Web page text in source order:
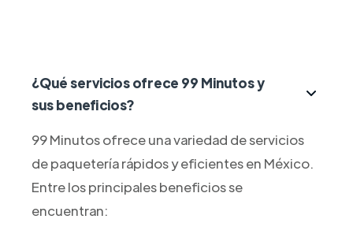
¿Qué servicios ofrece 99 Minutos y
sus beneficios?
99 Minutos ofrece una variedad de servicios
de paquetería rápidos y eficientes en México.
Entre los principales beneficios se
encuentran: